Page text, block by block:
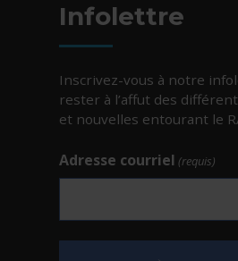
Infolettre
Inscrivez-vous à notre
rester à l’affut des
et nouvelles entourant le
Adresse courriel (requis)